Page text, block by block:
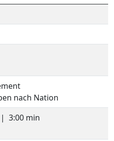
nach Nation
3:00 min